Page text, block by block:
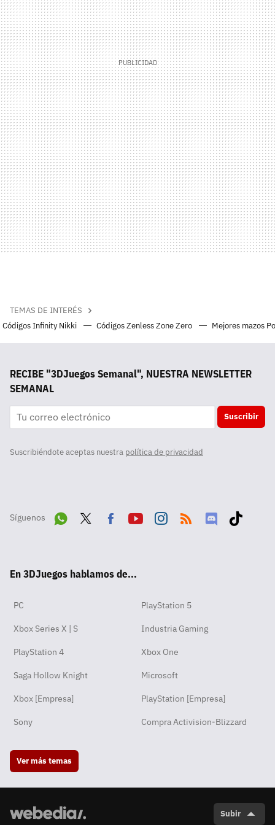
TEMAS DE INTERÉS
Códigos Infinity Nikki
Códigos Zenless Zone Zero Mejores mazos
RECIBE "3DJuegos Semanal", NUESTRA NEWSLETTER
SEMANAL
Suscribir
Suscribiéndote aceptas nuestra política de privacidad
Síguenos
pp
ok
En 3DJuegos hablamos de...
PC PlayStation 5
Xbox Series X | S Industria Gaming
PlayStation 4 Xbox One
Saga Hollow Knight Microsoft
Xbox [Empresa] PlayStation [Empresa]
Sony Compra Activision-Blizzard
Ver más temas
Subir